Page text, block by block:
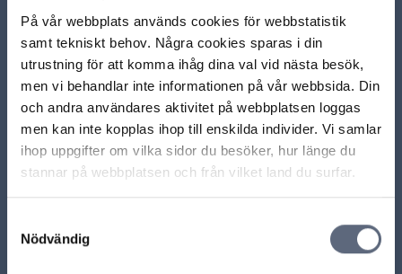
På vår webbplats används cookies för webbstatistik
samt tekniskt behov. Några cookies sparas i din
utrustning för att komma ihåg dina val vid nästa besök,
men vi behandlar inte informationen på vår webbsida. Din
och andra användares aktivitet på webbplatsen loggas
men kan inte kopplas ihop till enskilda individer. Vi samlar
ihop uppgifter om vilka sidor du besöker, hur länge du
stannar på webbplatsen och från vilket land du surfar.
Nödvändig
samtalet ändå spelas in?
Kan jag bli bunden utan att ha beställt någonting?
Vad menas med skriftligt avtal?
Ladda mer